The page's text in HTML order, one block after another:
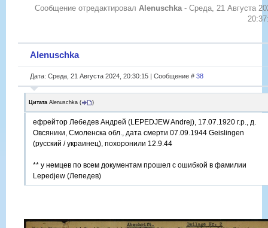
Сообщение отредактировал Alenuschka - Среда, 21 Августа
Alenuschka
Дата: Среда, 21 Августа 2024, 20:30:15 | Сообщение # 38
Цитата Alenuschka ( )
ефрейтор Лебедев Андрей (LEPEDJEW Andrej), 17.07.1920 г.р., д.
Овсяники, Смоленска обл., дата смерти 07.09.1944 Geislingen
(русский / украинец), похоронили 12.9.44
** у немцев по всем документам прошел с ошибкой в фамилии
Lepedjew (Лепедев)